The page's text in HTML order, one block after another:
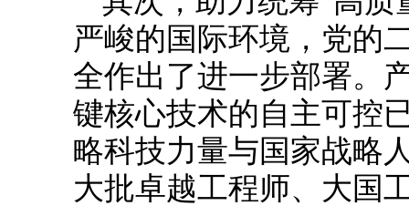
严峻的国际环境，党的
全作出了进一步部署。
键核心技术的自主可控
略科技力量与国家战略
大批卓越工程师、大国